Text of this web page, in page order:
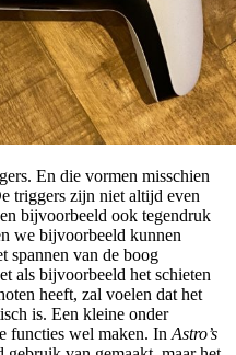
En die vormen misschien
triggers zijn niet altijd even
bijvoorbeeld ook tegendruk
we bijvoorbeeld kunnen
spannen van de boog
als bijvoorbeeld het schieten
heeft, zal voelen dat het
is. Een kleine onder
functies wel maken. In Astro’s